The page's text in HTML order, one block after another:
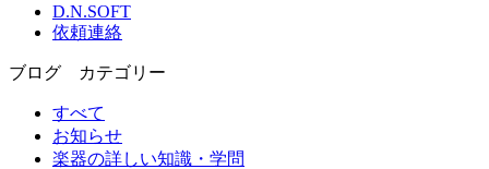
D.N.SOFT
依頼連絡
ブログ カテゴリー
すべて
お知らせ
楽器の詳しい知識・学問